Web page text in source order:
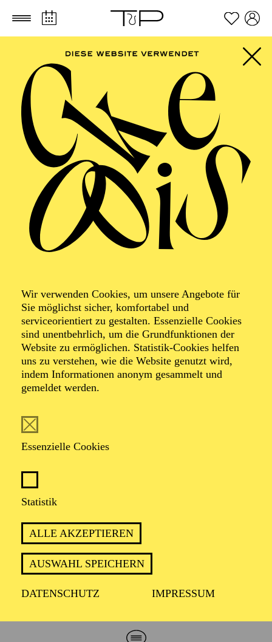
Zum Hauptinhalt springen Zum Footer springen
Wir verwenden Cookies, um unsere Angebote für
Sie möglichst sicher, komfortabel und
serviceorientiert zu gestalten. Essenzielle Cookies
sind unentbehrlich, um die Grundfunktionen der
Website zu ermöglichen. Statistik-Cookies helfen
uns zu verstehen, wie die Website genutzt wird,
indem Informationen anonym gesammelt und
gemeldet werden.
Essenzielle Cookies
Statistik
ALLE AKZEPTIEREN
AUSWAHL SPEICHERN
DATENSCHUTZ IMPRESSUM
AALTO MUSIKTHEATER
La Cene­rentola
(Aschenputtel)
Dramma giocoso in zwei Akten von Gioacchino
Rossini
Libretto von Jacopo Ferretti
ROSSINIS BRILLANTE VERTONUNG
EINES BEZAUBERNDEN MÄRCHENS
PREMIERE
07. Dezember 2024
WIEDERAUFNAHME